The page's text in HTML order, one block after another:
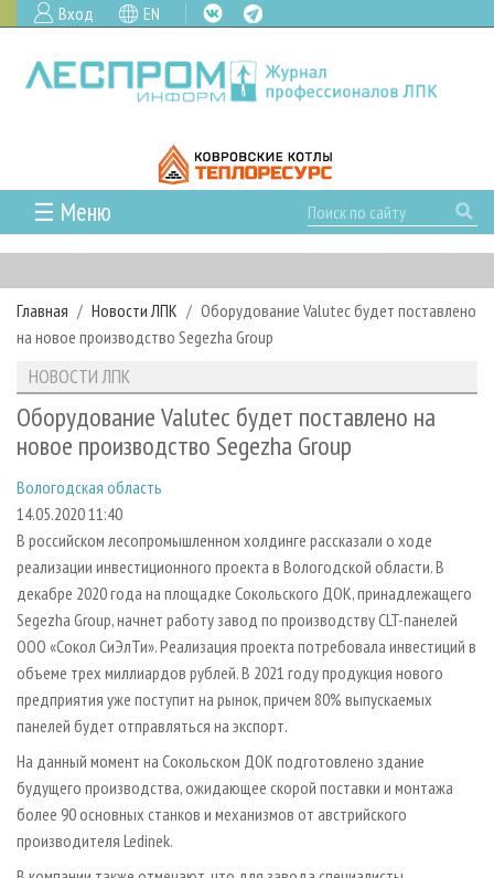
Вход EN
☰ Меню
ГЛАВНАЯ
РУБРИКИ И ТЕМЫ
РУБРИКИ ЖУРНАЛА
ЛЕСОЗАГОТОВКА
ЛЕСОПИЛЕНИЕ
СУШКА ДРЕВЕСИНЫ
ПРОИЗВОДСТВО ДРЕВЕСНЫХ ПЛИТ
ДЕРЕВЯННОЕ ДОМОСТРОЕНИЕ
ПРОИЗВОДСТВО МЕБЕЛИ
БИОЭНЕРГЕТИКА
ЦБП
ИНСТРУМЕНТ И МАТЕРИАЛЫ
НОВОСТИ
НОВОСТИ ЛПК
НОВОСТИ ЖУРНАЛА
ПРОЕКТЫ ЛПИ
АНАЛИТИКА
ПРЕДПРИЯТИЯ ЛПК
ПЕРСОНЫ
МОБИЛЬНЫЕ ВЫСТАВКИ
ОФИЦИАЛЬНЫЕ ДЕЛЕГАЦИИ
ПРИОРИТЕТНЫЕ ИНВЕСТПРОЕКТЫ
RUSSIAN FORESTRY REVIEW
ГАЗЕТА ЛЕСПРОМФОРУМ
БИБЛИОТЕКА СПЕЦИАЛИСТА
АРХИВ
АРХИВ ЖУРНАЛОВ
О ЖУРНАЛЕ
ПОДПИСКА
КОНТАКТЫ
РЕКЛАМОДАТЕЛЯМ
РЕКЛАМА
РЕКЛАМА НА САЙТЕ
Главная Новости ЛПК
Оборудование Valutec будет поставлено
на новое производство Segezha Group
НОВОСТИ ЛПК
Оборудование Valutec будет поставлено на
новое производство Segezha Group
Вологодская область
14.05.2020 11:40
В российском лесопромышленном холдинге рассказали о ходе
реализации инвестиционного проекта в Вологодской области. В
декабре 2020 года на площадке Сокольского ДОК, принадлежащего
Segezha Group, начнет работу завод по производству CLT-панелей
ООО «Сокол СиЭлТи». Реализация проекта потребовала инвестиций в
объеме трех миллиардов рублей. В 2021 году продукция нового
предприятия уже поступит на рынок, причем 80% выпускаемых
панелей будет отправляться на экспорт.
На данный момент на Сокольском ДОК подготовлено здание
будущего производства, ожидающее скорой поставки и монтажа
более 90 основных станков и механизмов от австрийского
производителя Ledinek.